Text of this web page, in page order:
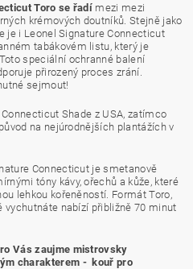
Toro se řadí mezi mezi
krémových doutníků. Stejně jako
je i Leonel Signature Connecticut
tabákovém listu, který je
speciální ochranné balení
přirozený proces zrání.
sejmout!
Shade z USA, zatímco
na nejúrodnějších plantážích v
Connecticut je smetanově
tóny kávy, ořechů a kůže, které
lehkou kořeněností. Formát Toro,
vychutnáte nabízí přibližně 70 minut
Vás zaujme mistrovsky
charakterem - kouř pro